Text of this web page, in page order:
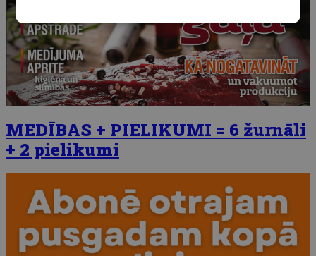
MEDĪBAS + PIELIKUMI = 6 žurnāli
+ 2 pielikumi